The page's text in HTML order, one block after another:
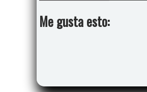
Me gusta esto: